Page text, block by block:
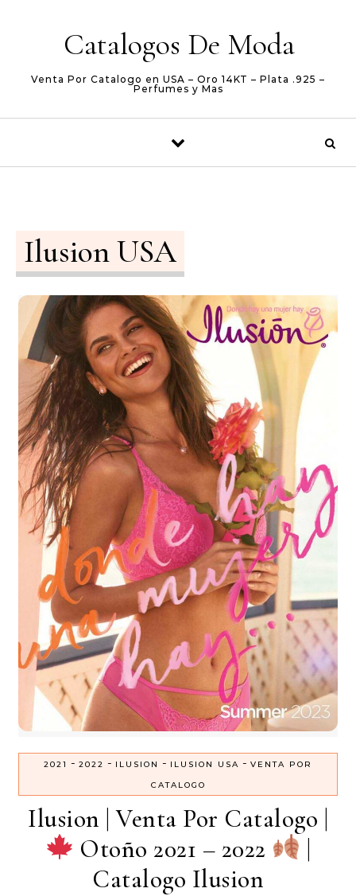
Catalogos De Moda
Venta Por Catalogo en USA – Oro 14KT – Plata .925 –
Perfumes y Mas
Ilusion USA
2021 - 2022 - ILUSION - ILUSION USA - VENTA POR
CATALOGO
Ilusion | Venta Por Catalogo |
Otoño 2021 – 2022
|
Catalogo Ilusion